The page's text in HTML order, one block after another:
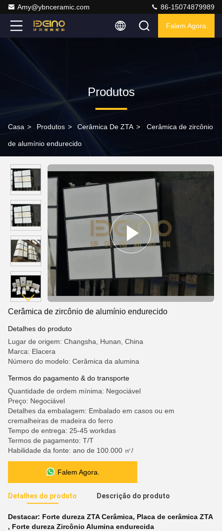
Amy@ybnceramic.com 86-15074879989
Falem Agora.
Produtos
Casa > Produtos > Cerâmica De ZTA > Cerâmica de zircônio
de alumínio endurecido
Cerâmica de zircônio de alumínio endurecido
Detalhes do produto
Lugar de origem: Changsha, Hunan, China
Marca: Elacera
Número do modelo: Cerâmica da alumina
Termos do pagamento & do transporte
Quantidade de ordem mínima: Negociável
Preço: Negociável
Detalhes da embalagem: Embalado em casos ou em
cremalheiras de madeira do ferro
Tempo de entrega: 25-45 workdas
Termos de pagamento: T/T
Habilidade da fonte: ano de 100.000 ㎡/
Falem Agora.
Detalhes do produto Descrição do produto
Destacar: Forte dureza ZTA Cerâmica, Placa de cerâmica ZTA
, Forte dureza Zircônio Alumina endurecida